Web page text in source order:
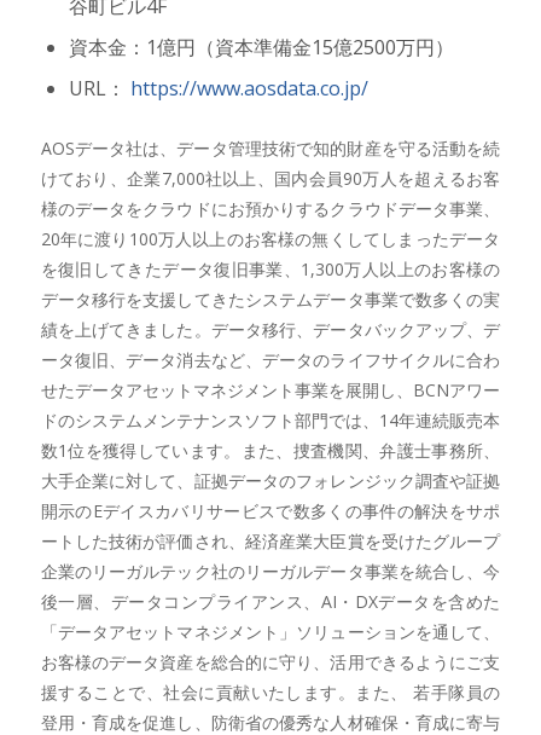
谷町ビル4F
資本金：1億円（資本準備金15億2500万円）
URL： https://www.aosdata.co.jp/
AOSデータ社は、データ管理技術で知的財産を守る活動を続
けており、企業7,000社以上、国内会員90万人を超えるお客
様のデータをクラウドにお預かりするクラウドデータ事業、
20年に渡り100万人以上のお客様の無くしてしまったデータ
を復旧してきたデータ復旧事業、1,300万人以上のお客様の
データ移行を支援してきたシステムデータ事業で数多くの実
績を上げてきました。データ移行、データバックアップ、デ
ータ復旧、データ消去など、データのライフサイクルに合わ
せたデータアセットマネジメント事業を展開し、BCNアワー
ドのシステムメンテナンスソフト部門では、14年連続販売本
数1位を獲得しています。また、捜査機関、弁護士事務所、
大手企業に対して、証拠データのフォレンジック調査や証拠
開示のEデイスカバリサービスで数多くの事件の解決をサポ
ートした技術が評価され、経済産業大臣賞を受けたグループ
企業のリーガルテック社のリーガルデータ事業を統合し、今
後一層、データコンプライアンス、AI・DXデータを含めた
「データアセットマネジメント」ソリューションを通して、
お客様のデータ資産を総合的に守り、活用できるようにご支
援することで、社会に貢献いたします。また、 若手隊員の
登用・育成を促進し、防衛省の優秀な人材確保・育成に寄与